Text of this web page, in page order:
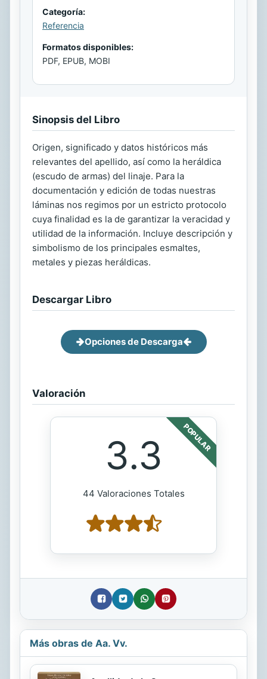
Categoría:
Referencia
Formatos disponibles:
PDF, EPUB, MOBI
Sinopsis del Libro
Origen, significado y datos históricos más
relevantes del apellido, así como la heráldica
(escudo de armas) del linaje. Para la
documentación y edición de todas nuestras
láminas nos regimos por un estricto protocolo
cuya finalidad es la de garantizar la veracidad y
utilidad de la información. Incluye descripción y
simbolismo de los principales esmaltes,
metales y piezas heráldicas.
Descargar Libro
Opciones de Descarga
Valoración
POPULAR
3.3
44 Valoraciones Totales
Más obras de Aa. Vv.